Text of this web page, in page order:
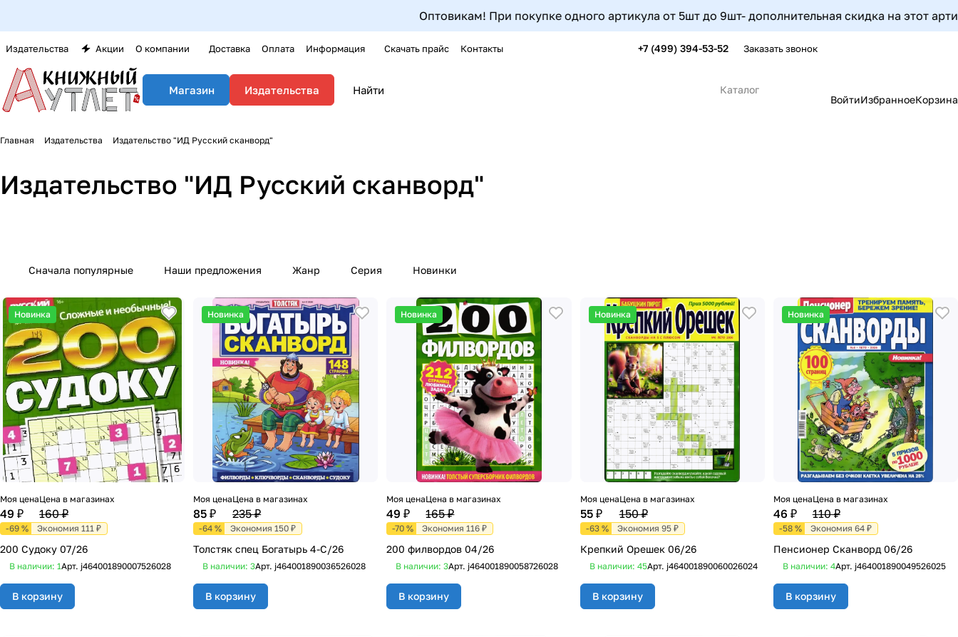
Оптовикам! При покупке одного артикула от 5шт до 9шт- дополнительная скидка на этот артикул
Издательства Акции О компании Доставка Оплата Информация Скачать прайс Контакты +7 (499) 394-53-52 Заказать звонок
Магазин Издательства
Каталог
ВойтиИзбранноеКорзина
Главная Издательства Издательство "ИД Русский сканворд"
Издательство "ИД Русский сканворд"
Сначала популярные Наши предложения Жанр Серия Новинки
Новинка
Моя цена
49 ₽
Цена в магазинах
160 ₽
-69 % Экономия 111 ₽
200 Судоку 07/26
В наличии: 1Арт. j464001890007526028
В корзину
Новинка
Моя цена
85 ₽
Цена в магазинах
235 ₽
-64 % Экономия 150 ₽
Толстяк спец Богатырь 4-С/26
В наличии: 3Арт. j464001890036526028
В корзину
Новинка
Моя цена
49 ₽
Цена в магазинах
165 ₽
-70 % Экономия 116 ₽
200 филвордов 04/26
В наличии: 3Арт. j464001890058726028
В корзину
Новинка
Моя цена
55 ₽
Цена в магазинах
150 ₽
-63 % Экономия 95 ₽
Крепкий Орешек 06/26
В наличии: 45Арт. j464001890060026024
В корзину
Новинка
Моя цена
46 ₽
Цена в магазинах
110 ₽
-58 % Экономия 64 ₽
Пенсионер Сканворд 06/26
В наличии: 4Арт. j464001890049526025
В корзину